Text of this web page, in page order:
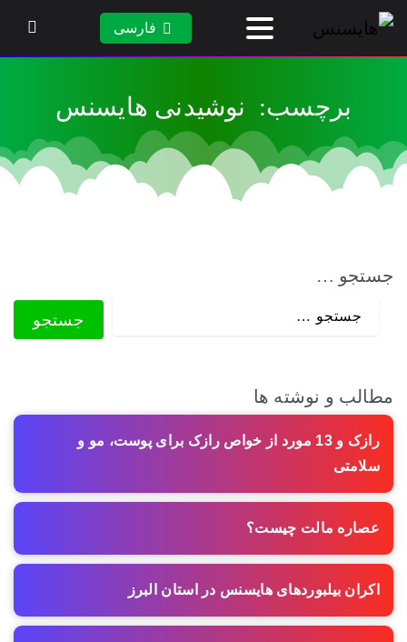
فارسی
برچسب: نوشیدنی هایسنس
جستجو …
مطالب و نوشته ها
رازک و 13 مورد از خواص رازک برای پوست، مو و
سلامتی
عصاره مالت چیست؟
اکران بیلبوردهای هایسنس در استان البرز